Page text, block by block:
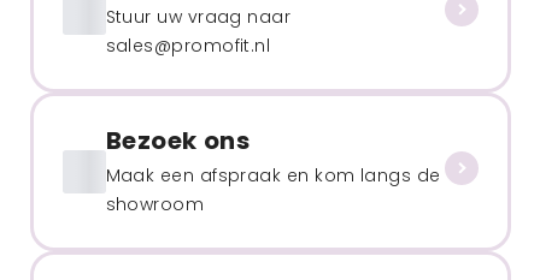
Stuur uw vraag naar
sales@promofit.nl
Bezoek ons
Maak een afspraak en kom langs de
showroom